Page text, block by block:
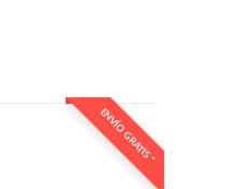
ENVÍO GRATIS *